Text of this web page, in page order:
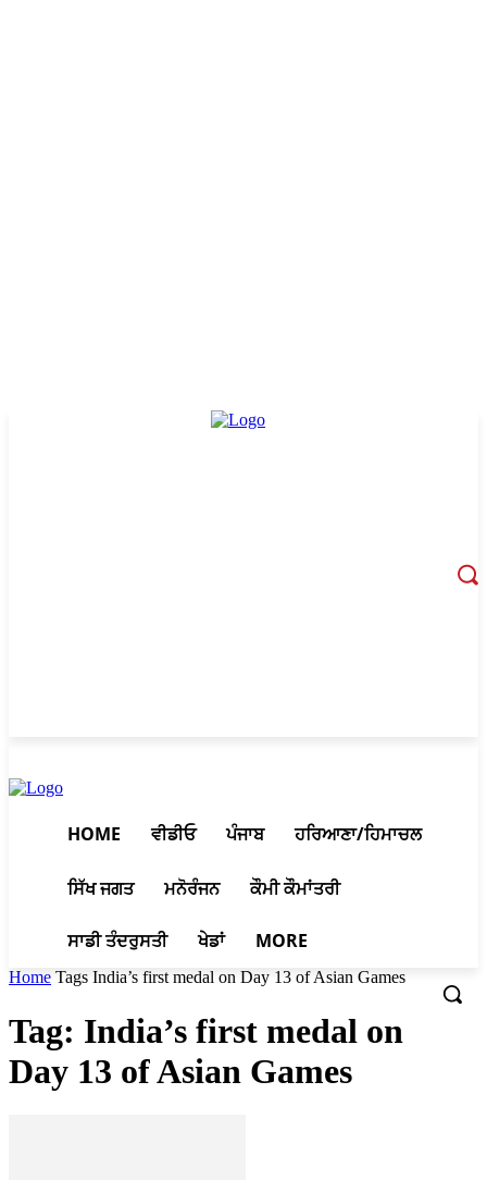
HOME ਵੀਡੀਓ ਪੰਜਾਬ ਹਰਿਆਣਾ/ਹਿਮਾਚਲ
ਸਿੱਖ ਜਗਤ ਮਨੋਰੰਜਨ ਕੌਮੀ ਕੌਮਾਂਤਰੀ
ਸਾਡੀ ਤੰਦਰੁਸਤੀ ਖੇਡਾਂ MORE
Home Tags India’s first medal on Day 13 of Asian Games
Tag: India’s first medal on
Day 13 of Asian Games